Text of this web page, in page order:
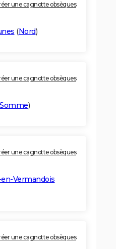
une cagnotte obsèques
(Nord)
une cagnotte obsèques
Somme)
une cagnotte obsèques
Vermandois
une cagnotte obsèques